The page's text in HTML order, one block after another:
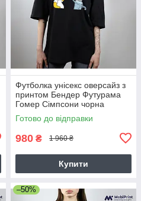
Футболка унісекс оверсайз з
принтом Бендер Футурама
Гомер Сімпсони чорна
Готово до відправки
980 ₴ 1 960 ₴
Купити
–50%